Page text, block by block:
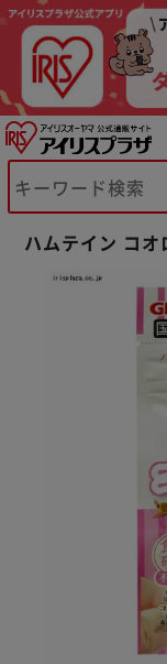
ハムテイン コ
※ご確認く